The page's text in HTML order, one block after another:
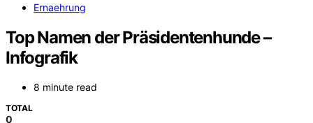
Ernaehrung
Top Namen der Präsidentenhunde –
Infografik
8 minute read
TOTAL
0